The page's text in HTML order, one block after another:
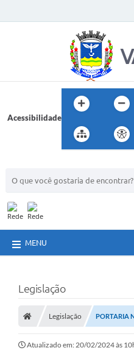
Acessibilidade
MENU
Legislação
Legislação PORTARIA
Atualizado em: 20/02/2024 às